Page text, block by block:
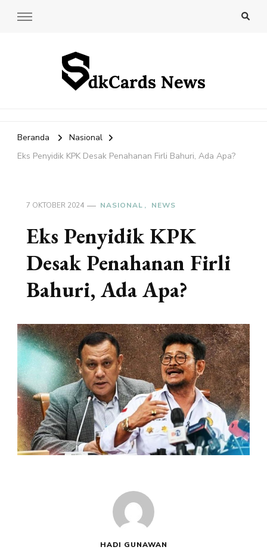
Beranda
Nasional
Eks Penyidik KPK Desak Penahanan Firli Bahuri, Ada Apa?
7 OKTOBER 2024 NASIONAL NEWS
Eks Penyidik KPK
Desak Penahanan Firli
Bahuri, Ada Apa?
HADI GUNAWAN